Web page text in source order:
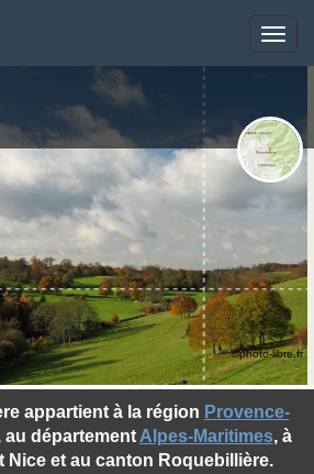
Toggle
appartient à la région Provence-
au département Alpes-Maritimes, à
Nice et au canton Roquebillière.
©photo-libre.fr
Toggle